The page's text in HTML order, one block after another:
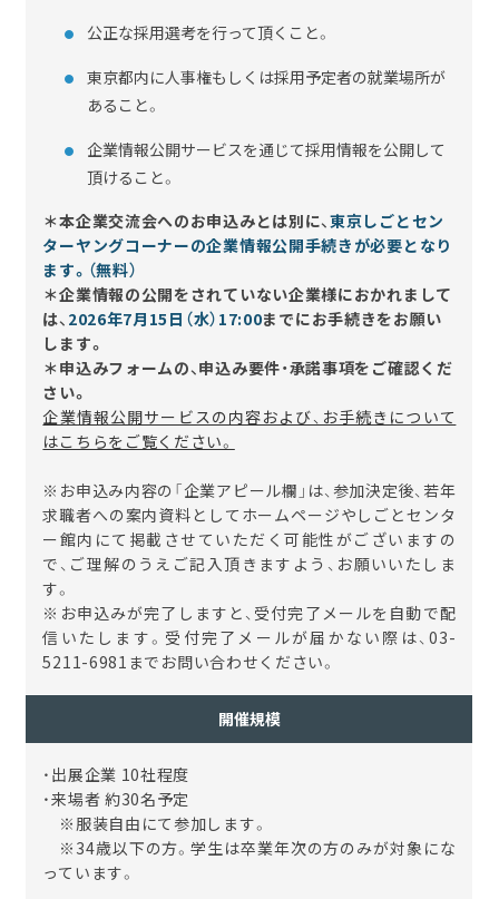
公正な採用選考を行って頂くこと。
東京都内に人事権もしくは採用予定者の就業場所が
あること。
企業情報公開サービスを通じて採用情報を公開して
頂けること。
＊本企業交流会へのお申込みとは別に、東京しごとセン
ターヤングコーナーの企業情報公開手続きが必要となり
ます。（無料）
＊企業情報の公開をされていない企業様におかれまして
は、 2026年7月15日（水）17:00までにお手続きをお願い
します。
＊申込みフォームの、申込み要件・承諾事項をご確認くだ
さい。
企業情報公開サービスの内容および、お手続きについて
はこちらをご覧ください。
※ お申込み内容の「企業アピール欄」は、参加決定後、若年
求職者への案内資料としてホームページやしごとセンタ
ー館内にて掲載させていただく可能性がございますの
で、ご理解のうえご記入頂きますよう、お願いいたしま
す。
※ お申込みが完了しますと、受付完了メールを自動で配
信いたします。受付完了メールが届かない際は、03-
5211-6981 までお問い合わせください。
開催規模
・出展企業 10社程度
・来場者 約30名予定
※服装自由にて参加します。
※34歳以下の方。学生は卒業年次の方のみが対象にな
っています。